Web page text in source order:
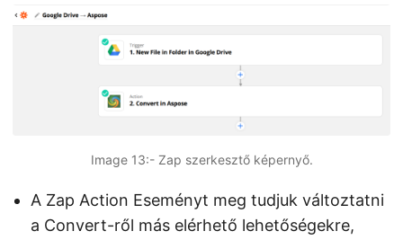
Image 13:- Zap szerkesztő képernyő.
A Zap Action Eseményt meg tudjuk változtatni
a Convert-ről más elérhető lehetőségekre,